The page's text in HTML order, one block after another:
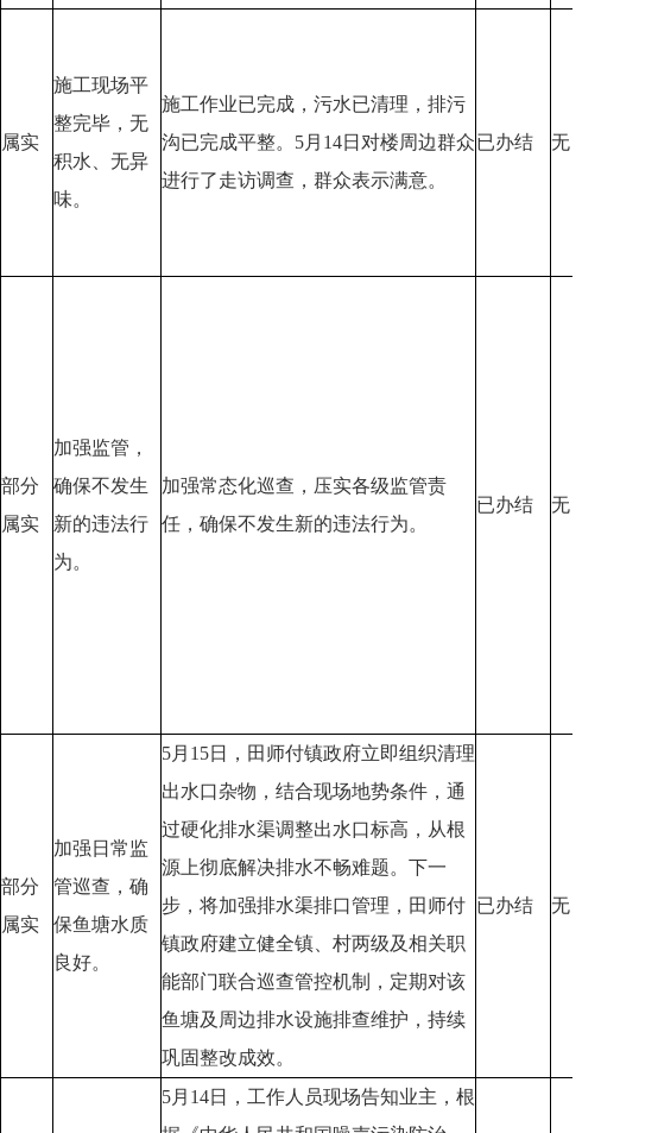
属实
施工现场平
整完毕，无
积水、无异
味。
施工作业已完成，污水已清理，排污
沟已完成平整。5月14日对楼周边群众
进行了走访调查，群众表示满意。
已办结 无
部分
属实
加强监管，
确保不发生
新的违法行
为。
加强常态化巡查，压实各级监管责
任，确保不发生新的违法行为。
已办结 无
部分
属实
加强日常监
管巡查，确
保鱼塘水质
良好。
5月15日，田师付镇政府立即组织清理
出水口杂物，结合现场地势条件，通
过硬化排水渠调整出水口标高，从根
源上彻底解决排水不畅难题。下一
步，将加强排水渠排口管理，田师付
镇政府建立健全镇、村两级及相关职
能部门联合巡查管控机制，定期对该
鱼塘及周边排水设施排查维护，持续
巩固整改成效。
已办结 无
5月14日，工作人员现场告知业主，根